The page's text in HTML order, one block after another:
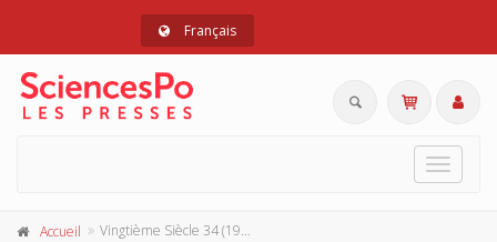
Français
Toggle
Accueil Vingtième Siècle 34 (1992-2)